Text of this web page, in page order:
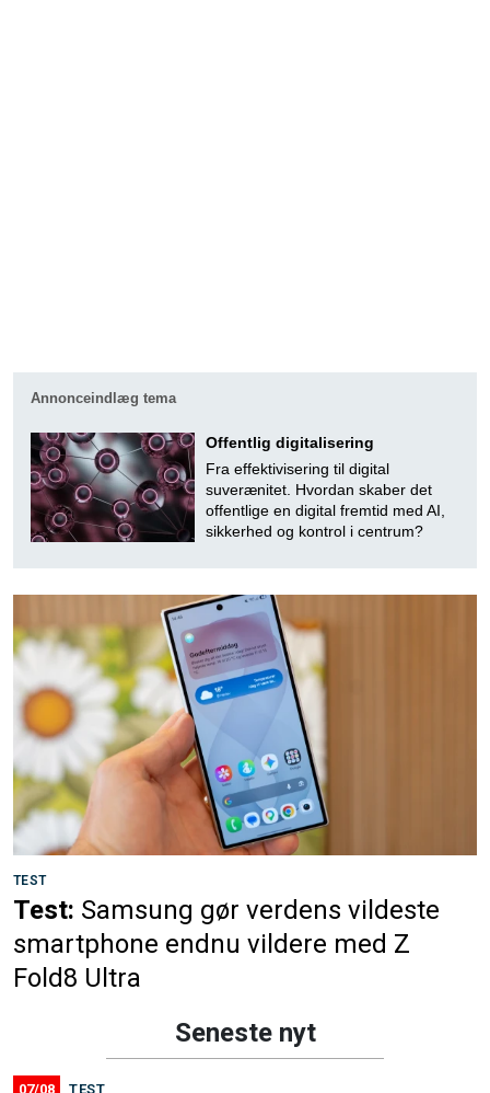
Annonceindlæg tema
Offentlig digitalisering
Fra effektivisering til digital
suverænitet. Hvordan skaber det
offentlige en digital fremtid med AI,
sikkerhed og kontrol i centrum?
TEST
Test: Samsung gør verdens vildeste
smartphone endnu vildere med Z
Fold8 Ultra
Seneste nyt
07/08 TEST